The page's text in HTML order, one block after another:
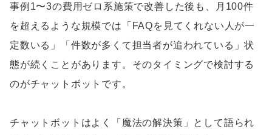
事例1〜3の費用ゼロ系施策で改善した後も、月100件
を超えるような規模では「FAQを見てくれない人が一
定数いる」「件数が多くて担当者が追われている」状
態が続くことがあります。そのタイミングで検討する
のがチャットボットです。
チャットボットはよく「魔法の解決策」として語られ